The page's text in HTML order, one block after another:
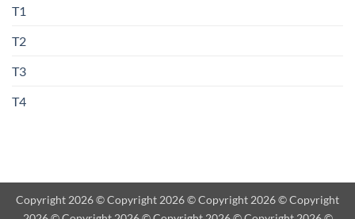
T1
T2
T3
T4
Copyright 2026 © Copyright 2026 © Copyright 2026 © Copyright